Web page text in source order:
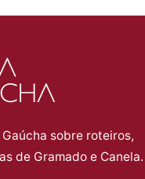
sobre roteiros,
de Gramado e Canela.